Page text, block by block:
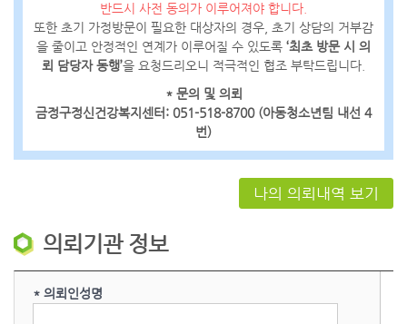
반드시 사전 동의가 이루어져야 합니다.
또한 초기 가정방문이 필요한 대상자의 경우, 초기 상담의 거부감
을 줄이고 안정적인 연계가 이루어질 수 있도록 ‘최초 방문 시 의
뢰 담당자 동행’을 요청드리오니 적극적인 협조 부탁드립니다.
* 문의 및 의뢰
금정구정신건강복지센터: 051-518-8700 (아동청소년팀 내선 4
번)
의뢰기관 정보
* 의뢰인성명